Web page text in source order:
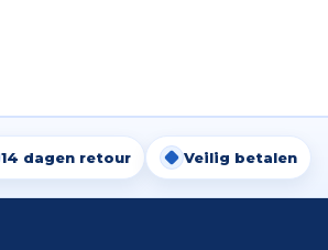
14 dagen retour Veilig betalen